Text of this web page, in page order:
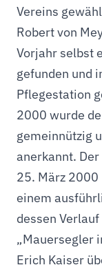
Vereins
Robert von
Vorjahr selbst
gefunden und
Pflegestation
2000 wurde
gemeinnützig
anerkannt.
25. März
einem
dessen
„Mauersegler
Erich Kaiser